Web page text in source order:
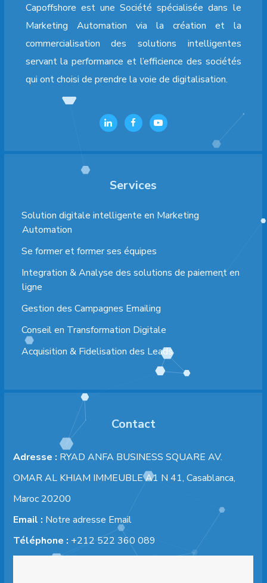
Capoffshore est une Société spécialisée dans le
Marketing Automation via la création et la
commercialisation des solutions intelligentes
servant la performance et l’efficience des sociétés
qui ont choisi de prendre la voie de digitalisation.
Services
Solution digitale intelligente en Marketing
Automation
Se former et former ses équipes
Integration & Analyse des solutions de paiement en
ligne
Gestion des Campagnes Emailing
Conseil en Transformation Digitale
Acquisition & Fidelisation des Leads
Contact
Adresse : RYAD ANFA BUSINESS SQUARE AV.
OMAR AL KHIAM IMMEUBLE A1 N 41, Casablanca,
Maroc 20200
Email : Notre adresse Email
Téléphone : +212 522 360 089